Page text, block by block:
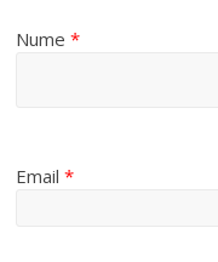
Nume*
Email*